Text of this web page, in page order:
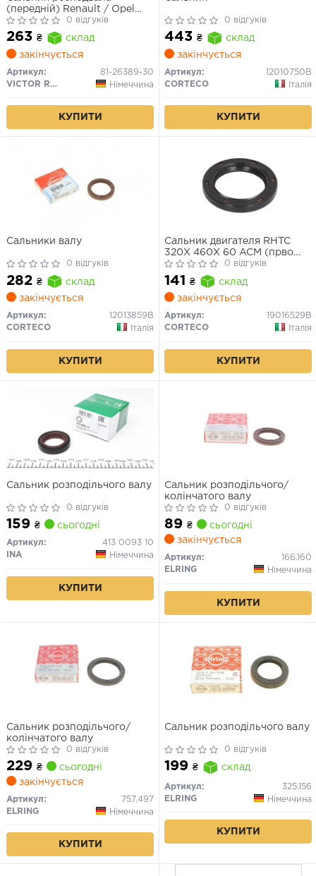
(передній) Renault / Opel
1.9dCi / dTi (25x42x7) (FPM
Fluor-Kautschuk) (праве
кручення)
0 відгуків
263 ₴
склад
закінчується
Артикул:
81-26389-30
VICTOR REINZ
Німеччина
КУПИТИ
0 відгуків
443 ₴
склад
закінчується
Артикул:
12010750B
CORTECO
Італія
КУПИТИ
Сальники валу
0 відгуків
282 ₴
склад
закінчується
Артикул:
12013859B
CORTECO
Італія
КУПИТИ
Сальник двигателя RHTC
320X 460X 60 ACM (прво
Corteco)
0 відгуків
141 ₴
склад
закінчується
Артикул:
19016529B
CORTECO
Італія
КУПИТИ
Сальник розподільчого валу
0 відгуків
159 ₴ сьогодні
Артикул:
413 0093 10
INA
Німеччина
КУПИТИ
Сальник розподільчого/
колінчатого валу
0 відгуків
89 ₴
сьогодні
закінчується
Артикул:
166.160
ELRING
Німеччина
КУПИТИ
Сальник розподільчого/
колінчатого валу
0 відгуків
229 ₴
сьогодні
закінчується
Артикул:
757.497
ELRING
Німеччина
КУПИТИ
Сальник розподільчого валу
0 відгуків
199 ₴ склад
Артикул:
325.156
ELRING
Німеччина
КУПИТИ